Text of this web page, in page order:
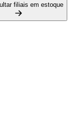
filiais em estoque